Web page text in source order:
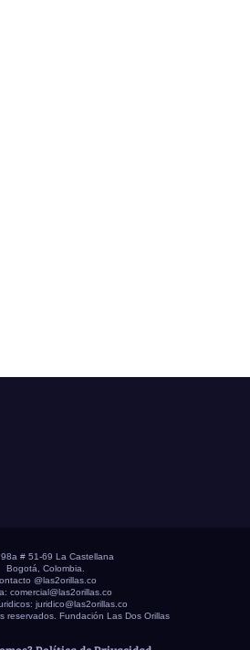
# 51-69 La Castellana
Bogotá, Colombia.
@las2orillas.co
comercial@las2orillas.co
juridico@las2orillas.co
reservados. Fundación Las Dos Orillas